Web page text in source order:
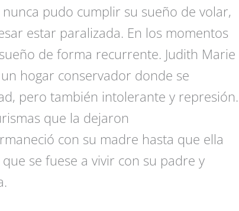
nunca pudo cumplir su sueño de volar,
estar paralizada. En los momentos
de forma recurrente. Judith Marie
hogar conservador donde se
pero también intolerante y represión.
que la dejaron
con su madre hasta que ella
se fuese a vivir con su padre y